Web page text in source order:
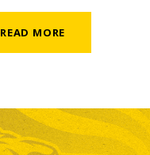
READ MORE